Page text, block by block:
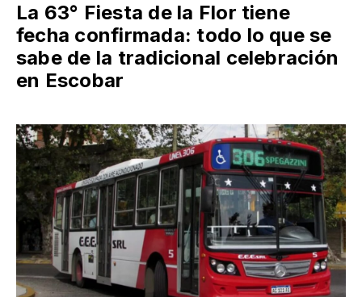
La 63° Fiesta de la Flor tiene
fecha confirmada: todo lo que se
sabe de la tradicional celebración
en Escobar